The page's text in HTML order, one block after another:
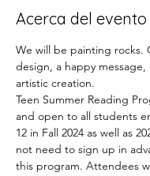
Acerca del evento
We will be painting rocks.
design, a happy message,
artistic creation.
Teen Summer Reading
and open to all students
12 in Fall 2024 as well as
not need to sign up in
this program. Attendees